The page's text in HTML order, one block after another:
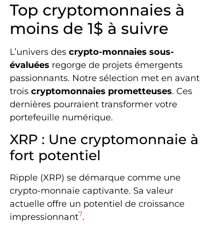
Top cryptomonnaies à
moins de 1$ à suivre
L’univers des crypto-monnaies sous-
évaluées regorge de projets émergents
passionnants. Notre sélection met en avant
trois cryptomonnaies prometteuses. Ces
dernières pourraient transformer votre
portefeuille numérique.
XRP : Une cryptomonnaie à
fort potentiel
Ripple (XRP) se démarque comme une
crypto-monnaie captivante. Sa valeur
actuelle offre un potentiel de croissance
impressionnant7.